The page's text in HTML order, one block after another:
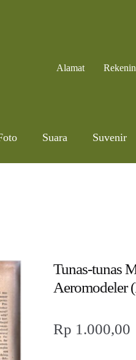
Alamat
Suara Suvenir
Tunas-tunas
Aeromodeler
Rp 1.000,00